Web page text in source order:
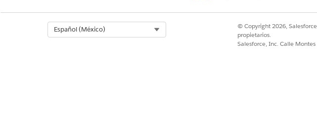
¿RESOLVIÓ ESTE ARTÍCULO SU PROBLEMA?
¡Háganos saber cómo podemos mejorar!
Español (México)
© Copyright 2026,
propietarios.
Salesforce, Inc. Calle